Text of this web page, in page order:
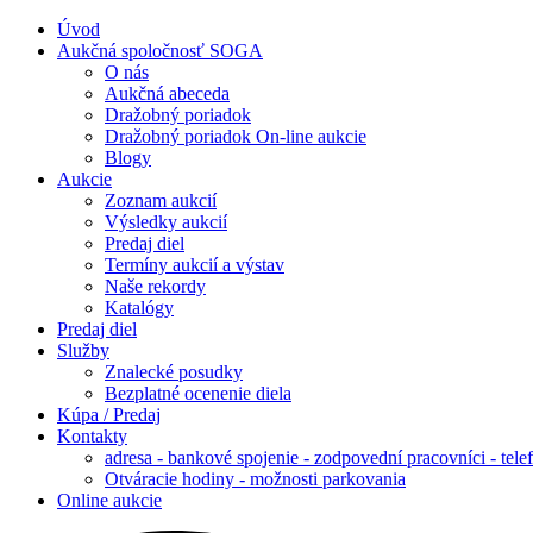
Úvod
Aukčná spoločnosť SOGA
O nás
Aukčná abeceda
Dražobný poriadok
Dražobný poriadok On-line aukcie
Blogy
Aukcie
Zoznam aukcií
Výsledky aukcií
Predaj diel
Termíny aukcií a výstav
Naše rekordy
Katalógy
Predaj diel
Služby
Znalecké posudky
Bezplatné ocenenie diela
Kúpa / Predaj
Kontakty
adresa - bankové spojenie - zodpovední pracovníci -
Otváracie hodiny - možnosti parkovania
Online aukcie